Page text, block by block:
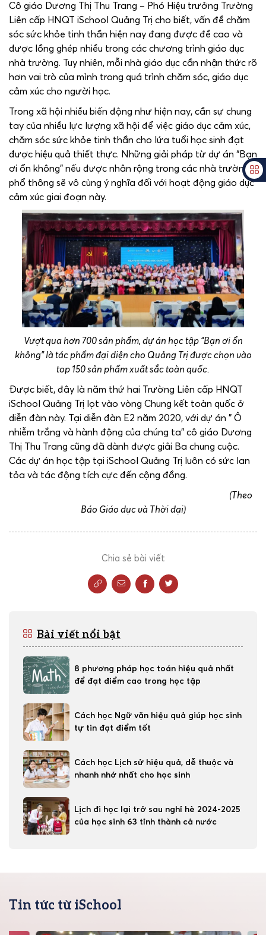
Cô giáo Dương Thị Thu Trang – Phó Hiệu trưởng Trường
Liên cấp HNQT iSchool Quảng Trị cho biết, vấn đề chăm
sóc sức khỏe tinh thần hiện nay đang được đề cao và
được lồng ghép nhiều trong các chương trình giáo dục
nhà trường. Tuy nhiên, mỗi nhà giáo dục cần nhận thức rõ
hơn vai trò của mình trong quá trình chăm sóc, giáo dục
cảm xúc cho người học.
Trong xã hội nhiều biến động như hiện nay, cần sự chung
tay của nhiều lực lượng xã hội để việc giáo dục cảm xúc,
chăm sóc sức khỏe tinh thần cho lứa tuổi học sinh đạt
được hiệu quả thiết thực. Những giải pháp từ dự án “Bạn
ơi ổn không” nếu được nhân rộng trong các nhà trường
phổ thông sẽ vô cùng ý nghĩa đối với hoạt động giáo dục
cảm xúc giai đoạn này.
Vượt qua hơn 700 sản phẩm, dự án học tập “Bạn ơi ổn
không” là tác phẩm đại diện cho Quảng Trị được chọn vào
top 150 sản phẩm xuất sắc toàn quốc.
Được biết, đây là năm thứ hai Trường Liên cấp HNQT
iSchool Quảng Trị lọt vào vòng Chung kết toàn quốc ở
diễn đàn này. Tại diễn đàn E2 năm 2020, với dự án ” Ô
nhiễm trắng và hành động của chúng ta” cô giáo Dương
Thị Thu Trang cũng đã dành được giải Ba chung cuộc.
Các dự án học tập tại iSchool Quảng Trị luôn có sức lan
tỏa và tác động tích cực đến cộng đồng.
(Theo
Báo Giáo dục và Thời đại)
Chia sẻ bài viết
Bài viết nổi bật
8 phương pháp học toán hiệu quả nhất
để đạt điểm cao trong học tập
Cách học Ngữ văn hiệu quả giúp học sinh
tự tin đạt điểm tốt
Cách học Lịch sử hiệu quả, dễ thuộc và
nhanh nhớ nhất cho học sinh
Lịch đi học lại trở sau nghỉ hè 2024-2025
của học sinh 63 tỉnh thành cả nước
Tin tức từ iSchool